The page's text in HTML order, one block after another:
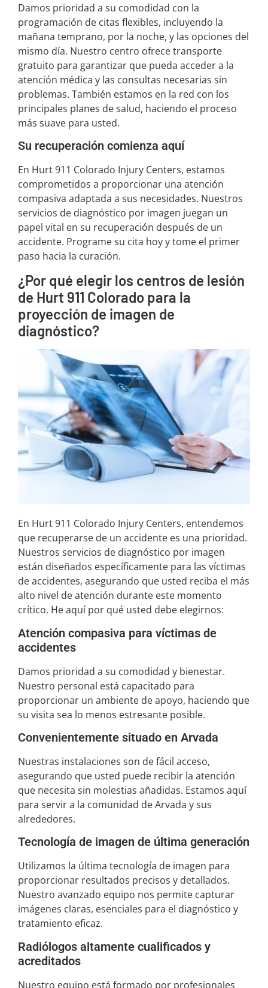
Damos prioridad a su comodidad con la
programación de citas flexibles, incluyendo la
mañana temprano, por la noche, y las opciones del
mismo día. Nuestro centro ofrece transporte
gratuito para garantizar que pueda acceder a la
atención médica y las consultas necesarias sin
problemas. También estamos en la red con los
principales planes de salud, haciendo el proceso
más suave para usted.
Su recuperación comienza aquí
En Hurt 911 Colorado Injury Centers, estamos
comprometidos a proporcionar una atención
compasiva adaptada a sus necesidades. Nuestros
servicios de diagnóstico por imagen juegan un
papel vital en su recuperación después de un
accidente. Programe su cita hoy y tome el primer
paso hacia la curación.
¿Por qué elegir los centros de lesión
de Hurt 911 Colorado para la
proyección de imagen de
diagnóstico?
En Hurt 911 Colorado Injury Centers, entendemos
que recuperarse de un accidente es una prioridad.
Nuestros servicios de diagnóstico por imagen
están diseñados específicamente para las víctimas
de accidentes, asegurando que usted reciba el más
alto nivel de atención durante este momento
crítico. He aquí por qué usted debe elegirnos:
Atención compasiva para víctimas de
accidentes
Damos prioridad a su comodidad y bienestar.
Nuestro personal está capacitado para
proporcionar un ambiente de apoyo, haciendo que
su visita sea lo menos estresante posible.
Convenientemente situado en Arvada
Nuestras instalaciones son de fácil acceso,
asegurando que usted puede recibir la atención
que necesita sin molestias añadidas. Estamos aquí
para servir a la comunidad de Arvada y sus
alrededores.
Tecnología de imagen de última generación
Utilizamos la última tecnología de imagen para
proporcionar resultados precisos y detallados.
Nuestro avanzado equipo nos permite capturar
imágenes claras, esenciales para el diagnóstico y
tratamiento eficaz.
Radiólogos altamente cualificados y
acreditados
Nuestro equipo está formado por profesionales